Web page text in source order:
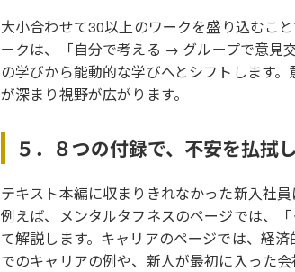
大小合わせて30以上のワークを盛り込むこ
ークは、「自分で考える → グループで意見
の学びから能動的な学びへとシフトします
が深まり視野が広がります。
５．８つの付録で、不安を払拭
テキスト本編に収まりきれなかった新入社
例えば、メンタルタフネスのページでは、
て解説します。キャリアのページでは、経
でのキャリアの例や、新人が最初に入った